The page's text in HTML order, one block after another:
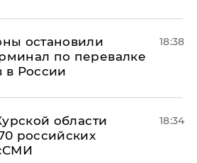
остановили
по перевалке
в России
18:38
области
российских
18:34